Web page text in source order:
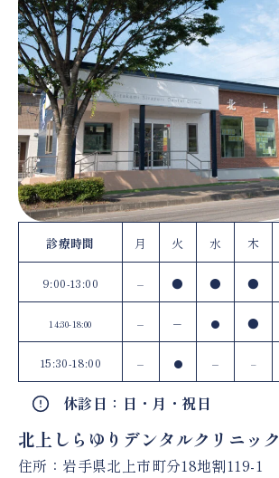
診療時間 月 火 水 木
9:00-13:00 – ● ● ●
14:30-18:00 – – ● ●
15:30-18:00 – ● – –
休診日：日・月・祝日
北上しらゆりデンタルクリニック
住所：岩手県北上市町分18地割119-1